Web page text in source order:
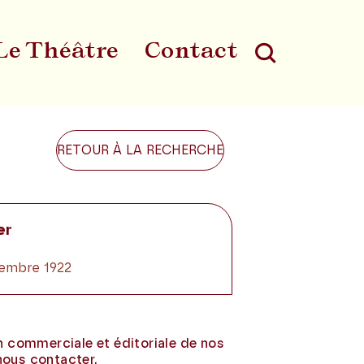
Théâtre Contact
Au
RETOUR À LA RECHERCHE
1922
commerciale et éditoriale de nos
contacter.